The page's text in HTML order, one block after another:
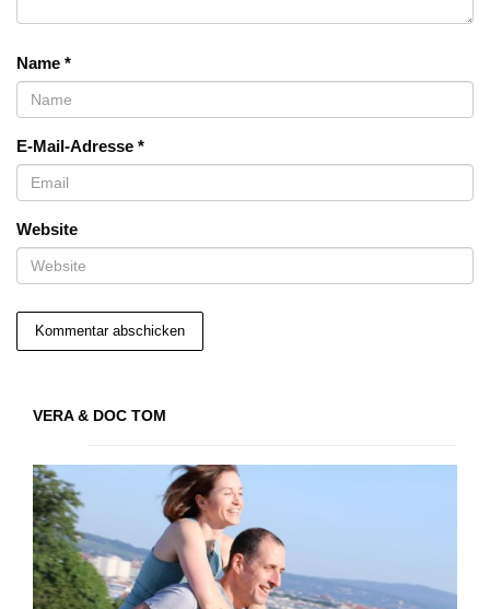
Name *
E-Mail-Adresse *
Website
VERA & DOC TOM